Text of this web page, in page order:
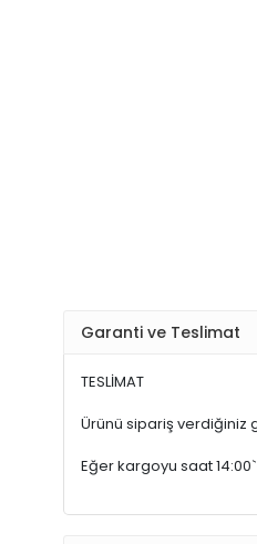
Garanti ve Teslimat
TESLİMAT
Ürünü sipariş verdiğiniz
Eğer kargoyu saat